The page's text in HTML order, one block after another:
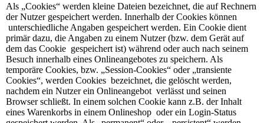
Als „Cookies“ werden kleine Dateien bezeichnet, die auf Rechnern
der Nutzer gespeichert werden. Innerhalb der Cookies können
unterschiedliche Angaben gespeichert werden. Ein Cookie dient
primär dazu, die Angaben zu einem Nutzer (bzw. dem Gerät auf
dem das Cookie gespeichert ist) während oder auch nach seinem
Besuch innerhalb eines Onlineangebotes zu speichern. Als
temporäre Cookies, bzw. „Session-Cookies“ oder „transiente
Cookies“, werden Cookies bezeichnet, die gelöscht werden,
nachdem ein Nutzer ein Onlineangebot verlässt und seinen
Browser schließt. In einem solchen Cookie kann z.B. der Inhalt
eines Warenkorbs in einem Onlineshop oder ein Login-Status